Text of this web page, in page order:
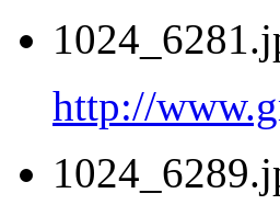
http://